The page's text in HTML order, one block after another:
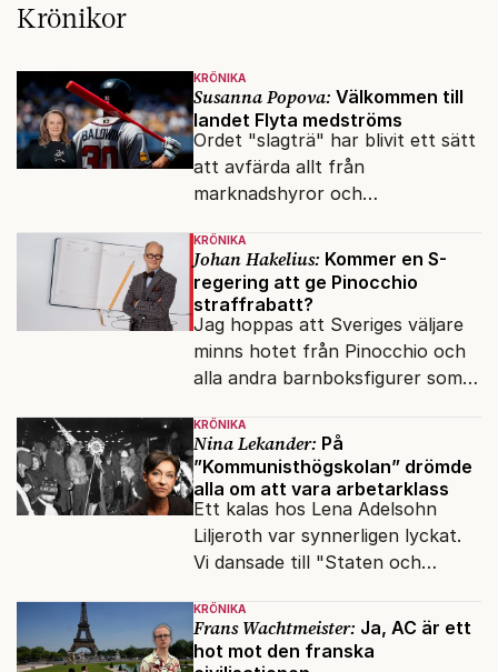
Krönikor
KRÖNIKA
Susanna Popova: Välkommen till
landet Flyta medströms
Ordet "slagträ" har blivit ett sätt
att avfärda allt från
marknadshyror och
om antisemitism.
KRÖNIKA
Johan Hakelius: Kommer en S-
regering att ge Pinocchio
straffrabatt?
Jag hoppas att Sveriges väljare
minns hotet från Pinocchio och
alla andra barnboksfigurer som
upphovsrätt.
KRÖNIKA
Nina Lekander: På
”Kommunisthögskolan” drömde
alla om att vara arbetarklass
Ett kalas hos Lena Adelsohn
Liljeroth var synnerligen lyckat.
Vi dansade till "Staten och
KRÖNIKA
Frans Wachtmeister: Ja, AC är ett
hot mot den franska